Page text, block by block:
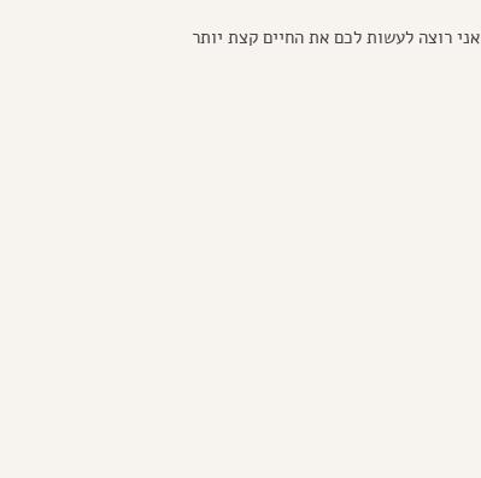
רוצה לעשות לכם את החיים קצת יותר